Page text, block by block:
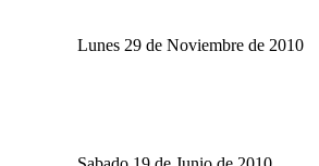
Lunes 29 de Noviembre de 2010